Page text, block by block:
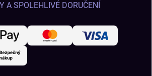
A SPOLEHLIVÉ DORUČENÍ